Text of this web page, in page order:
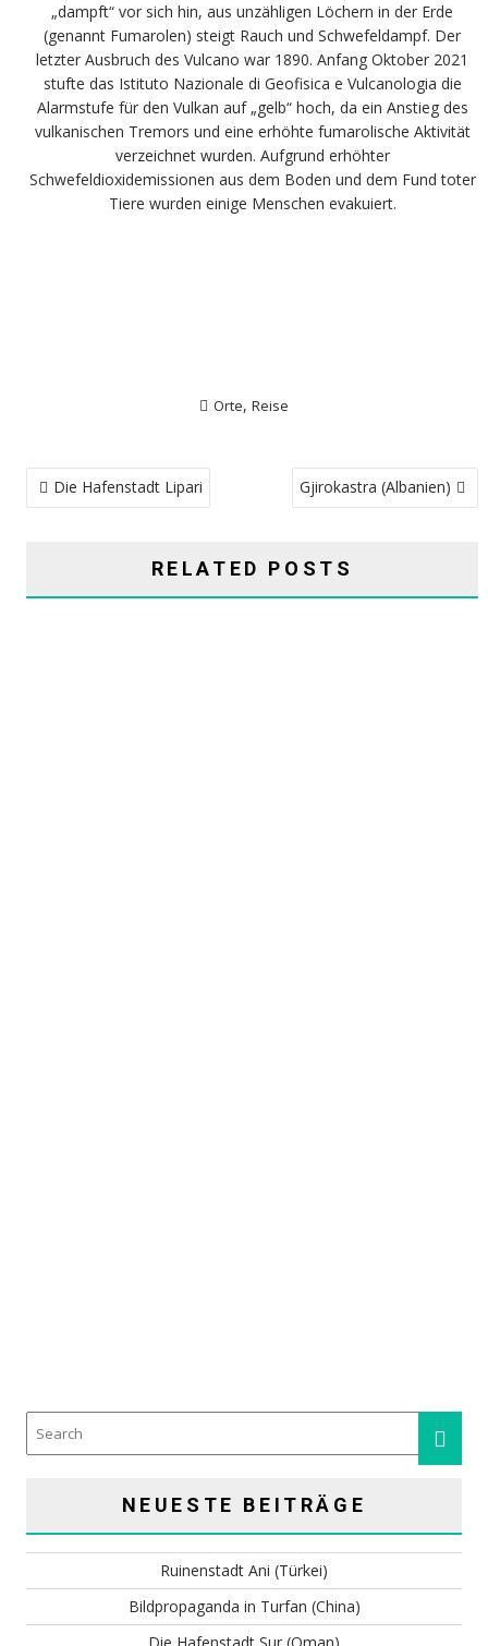
„dampft“ vor sich hin, aus unzähligen Löchern in der Erde
(genannt Fumarolen) steigt Rauch und Schwefeldampf. Der
letzter Ausbruch des Vulcano war 1890. Anfang Oktober 2021
stufte das Istituto Nazionale di Geofisica e Vulcanologia die
Alarmstufe für den Vulkan auf „gelb“ hoch, da ein Anstieg des
vulkanischen Tremors und eine erhöhte fumarolische Aktivität
verzeichnet wurden. Aufgrund erhöhter
Schwefeldioxidemissionen aus dem Boden und dem Fund toter
Tiere wurden einige Menschen evakuiert.
Orte, Reise
BEITRAGSNAVIGATION
Die Hafenstadt Lipari Gjirokastra (Albanien)
RELATED POSTS
NEUESTE BEITRÄGE
Ruinenstadt Ani (Türkei)
Bildpropaganda in Turfan (China)